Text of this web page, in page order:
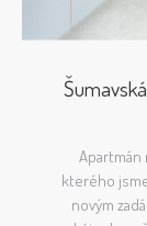
Apartmán
kterého
novým